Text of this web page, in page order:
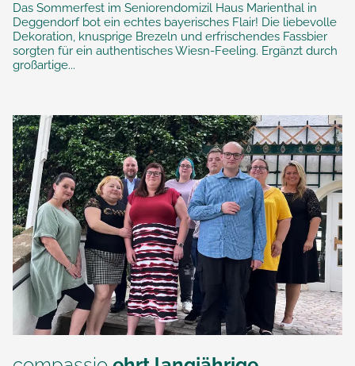
Das Sommerfest im Seniorendomizil Haus Marienthal in
Deggendorf bot ein echtes bayerisches Flair! Die liebevolle
Dekoration, knusprige Brezeln und erfrischendes Fassbier
sorgten für ein authentisches Wiesn-Feeling. Ergänzt durch
großartige...